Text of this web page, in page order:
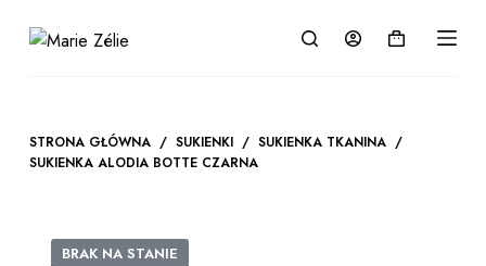
P
d
Koszyk
STRONA GŁÓWNA / SUKIENKI / SUKIENKA TKANINA /
SUKIENKA ALODIA BOTTE CZARNA
BRAK NA STANIE